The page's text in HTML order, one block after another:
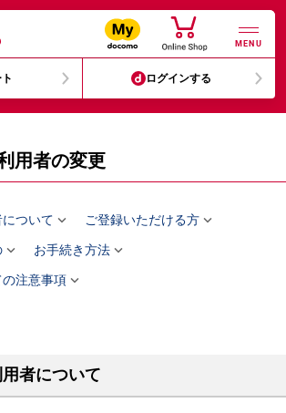
MENU
ログインする
用者の変更
ついて  ご登録いただける方
 お手続き方法
注意事項
者について